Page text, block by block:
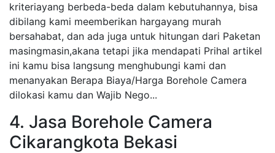
kriteriayang berbeda-beda dalam kebutuhannya, bisa
dibilang kami meemberikan hargayang murah
bersahabat, dan ada juga untuk hitungan dari Paketan
masingmasin,akana tetapi jika mendapati Prihal artikel
ini kamu bisa langsung menghubungi kami dan
menanyakan Berapa Biaya/Harga Borehole Camera
dilokasi kamu dan Wajib Nego...
4. Jasa Borehole Camera
Cikarangkota Bekasi